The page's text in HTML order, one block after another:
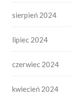
sierpień 2024
lipiec 2024
czerwiec 2024
kwiecień 2024